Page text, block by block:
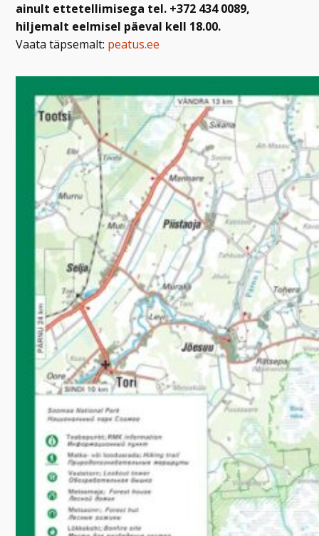
ainult ettetellimisega tel. +372 434 0089,
hiljemalt eelmisel päeval kell 18.00.
Vaata täpsemalt: peatus.ee